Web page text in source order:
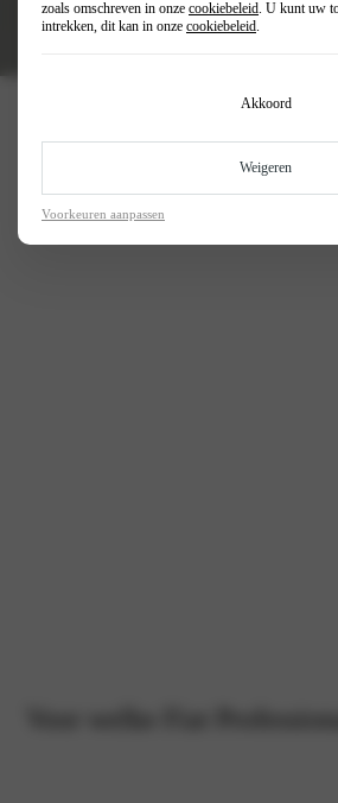
zoals omschreven in onze cookiebeleid. U kunt uw
intrekken, dit kan in onze cookiebeleid.
Akkoord
Weigeren
Voorkeuren aanpassen
Keuze uit diverse
Altijd een Fiat
past